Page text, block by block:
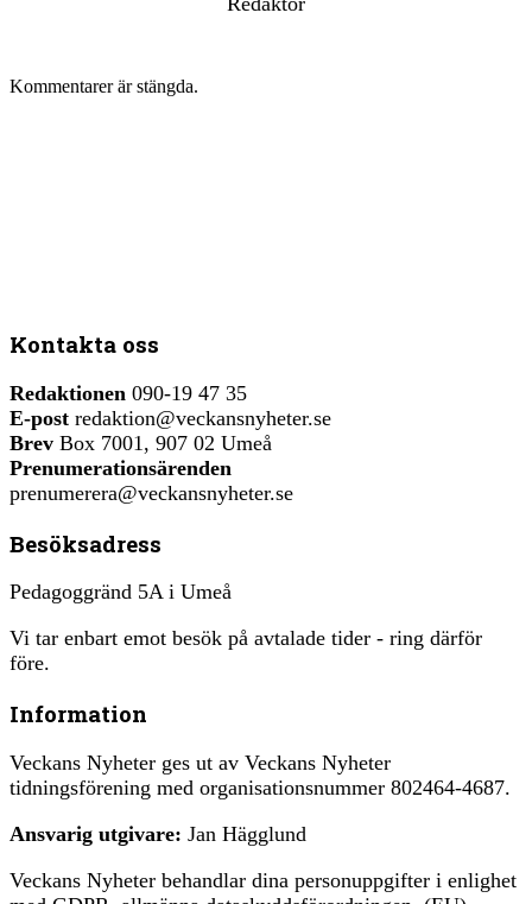
Kommentarer är stängda.
Kontakta oss
Redaktionen 090-19 47 35
E-post redaktion@veckansnyheter.se
Brev Box 7001, 907 02 Umeå
Prenumerationsärenden
prenumerera@veckansnyheter.se
Besöksadress
Pedagoggränd 5A i Umeå
Vi tar enbart emot besök på avtalade tider - ring därför
före.
Information
Veckans Nyheter ges ut av Veckans Nyheter
tidningsförening med organisationsnummer 802464-4687.
Ansvarig utgivare: Jan Hägglund
Veckans Nyheter behandlar dina personuppgifter i enlighet